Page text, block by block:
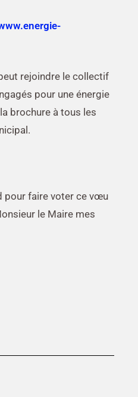
rejoindre le collectif
pour une énergie
brochure à tous les
pour faire voter ce vœu
le Maire mes